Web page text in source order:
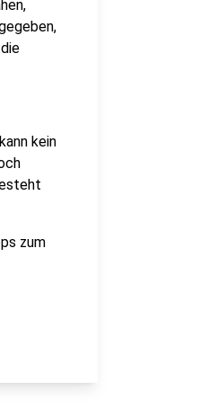
kein
zum